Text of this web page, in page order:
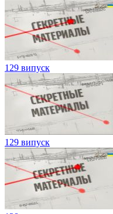
129 випуск
129 випуск